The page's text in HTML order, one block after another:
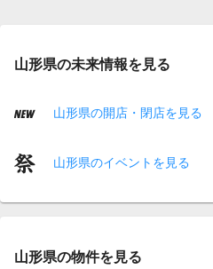
山形県の未来情報を見る
山形県の開店・閉店を見る
山形県のイベントを見る
山形県の物件を見る